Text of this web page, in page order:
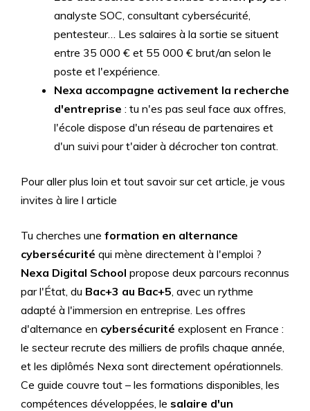
analyste SOC, consultant cybersécurité,
pentesteur… Les salaires à la sortie se situent
entre 35 000 € et 55 000 € brut/an selon le
poste et l'expérience.
Nexa accompagne activement la recherche
d'entreprise : tu n'es pas seul face aux offres,
l'école dispose d'un réseau de partenaires et
d'un suivi pour t'aider à décrocher ton contrat.
Pour aller plus loin et tout savoir sur cet article, je vous
invites à lire l article
Tu cherches une formation en alternance
cybersécurité qui mène directement à l'emploi ?
Nexa Digital School propose deux parcours reconnus
par l'État, du Bac+3 au Bac+5, avec un rythme
adapté à l'immersion en entreprise. Les offres
d'alternance en cybersécurité explosent en France :
le secteur recrute des milliers de profils chaque année,
et les diplômés Nexa sont directement opérationnels.
Ce guide couvre tout – les formations disponibles, les
compétences développées, le salaire d'un